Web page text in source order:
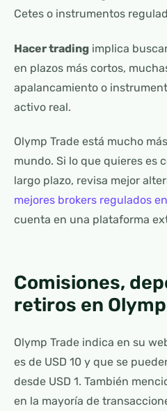
Cetes o instrumentos
Hacer trading implica
en plazos más cortos,
apalancamiento o
activo real.
Olymp Trade está mucho
mundo. Si lo que quieres es
largo plazo, revisa mejor
mejores brokers regulados
cuenta en una plataforma
Comisiones,
retiros en
Olymp Trade indica en su
es de USD 10 y que se
desde USD 1. También
en la mayoría de